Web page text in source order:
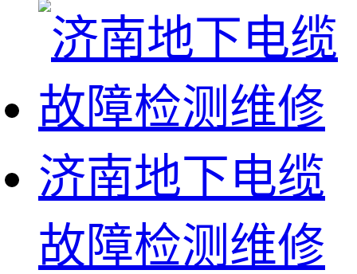
济南地下电缆
故障检测维修